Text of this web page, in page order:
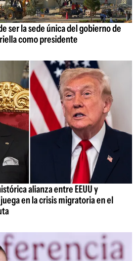
ser la sede única del gobierno de
como presidente
alianza entre EEUU y
en la crisis migratoria en el